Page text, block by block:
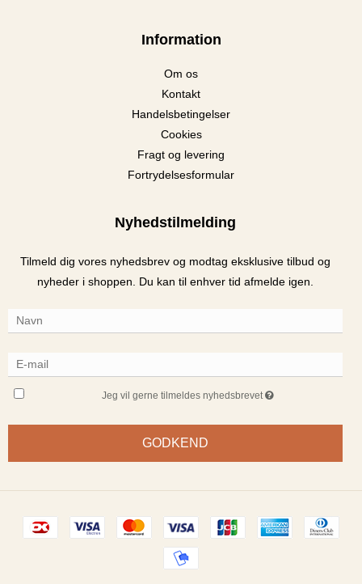
Information
Om os
Kontakt
Handelsbetingelser
Cookies
Fragt og levering
Fortrydelsesformular
Nyhedstilmelding
Tilmeld dig vores nyhedsbrev og modtag eksklusive tilbud og
nyheder i shoppen. Du kan til enhver tid afmelde igen.
Jeg vil gerne tilmeldes nyhedsbrevet
GODKEND